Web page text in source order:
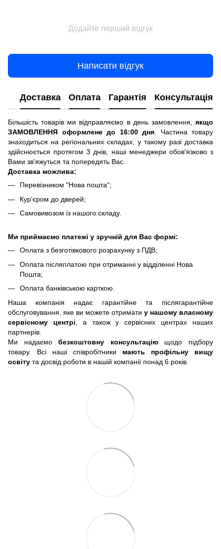
Додайте перший відгук
Написати відгук
Доставка Оплата Гарантія Консультація
Більшість товарів ми відправляємо в день замовлення, якщо
ЗАМОВЛЕННЯ оформлене до 16:00 дня . Частина товару
знаходиться на регіональних складах, у такому разі доставка
здійснюється протягом 3 днів, наші менеджери обов'язково з
Вами зв'яжуться та попередять Вас.
Доставка можлива:
Перевізником "Нова пошта";
Кур'єром до дверей;
Самовивозом із нашого складу.
Ми приймаємо платежі у зручній для Вас формі:
Оплата з безготівкового розрахунку з ПДВ;
Оплата післяплатою при отриманні у відділенні Нова
Пошта;
Оплата банківською карткою.
Наша компанія надає гарантійне та післягарантійне
обслуговування, яке ви можете отримати у нашому власному
сервісному центрі , а також у сервісних центрах наших
партнерів.
Ми надаємобезкоштовну консультаціющодо підбору
товару. Всі наші співробітники мають профільну вищу
освіту та досвід роботи в нашій компанії понад 6 років.